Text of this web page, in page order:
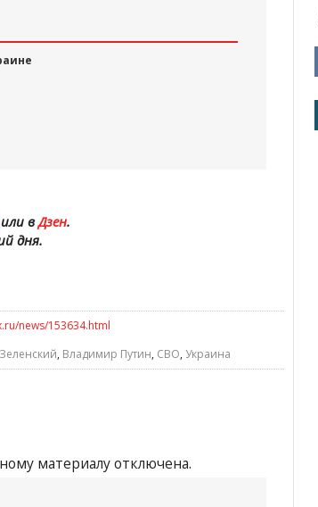
вДзен.
дня.
news/153634.html
, Владимир Путин, СВО, Украина
материалу отключена.